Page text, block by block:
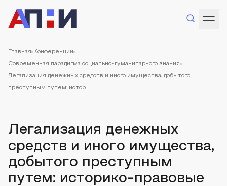
Главная Конференции
Современная парадигма социально-гуманитарного знания
Легализация денежных средств и иного имущества, добытого
преступным путем: истор...
Легализация денежных
средств и иного имущества,
добытого преступным
путем: историко-правовые